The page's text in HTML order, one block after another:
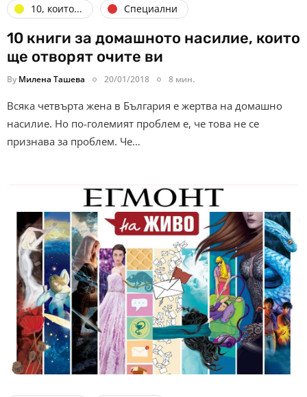
10, които... Специални
10 книги за домашното насилие, които
ще отворят очите ви
By Милена Ташева 20/01/2018 8 мин.
Всяка четвърта жена в България е жертва на домашно
насилие. Но по-големият проблем е, че това не се
признава за проблем. Че…